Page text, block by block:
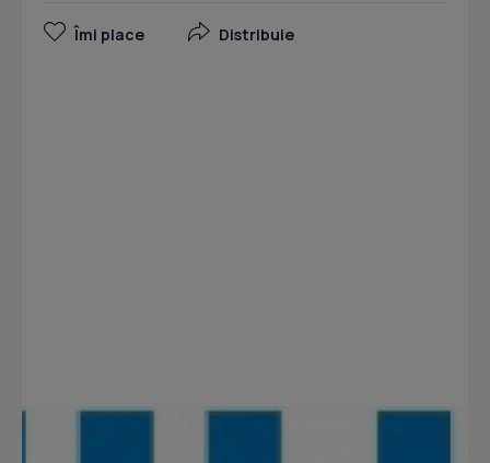
Îmi place Distribuie